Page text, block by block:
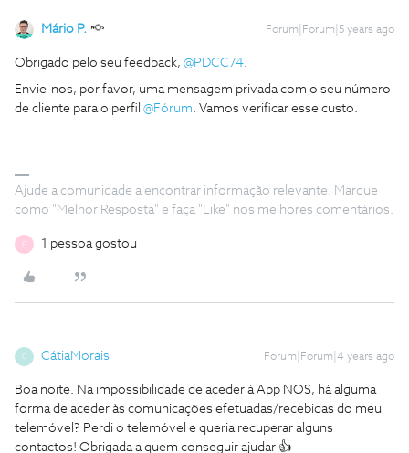
Mário P. Forum|Forum|5 years ago
Obrigado pelo seu feedback, @PDCC74.
Envie-nos, por favor, uma mensagem privada com o seu número
de cliente para o perfil @Fórum. Vamos verificar esse custo.
Ajude a comunidade a encontrar informação relevante. Marque
como "Melhor Resposta" e faça "Like" nos melhores comentários.
1 pessoa gostou
C CátiaMorais Forum|Forum|4 years ago
Boa noite. Na impossibilidade de aceder à App NOS, há alguma
forma de aceder às comunicações efetuadas/recebidas do meu
telemóvel? Perdi o telemóvel e queria recuperar alguns
contactos! Obrigada a quem conseguir ajudar 👍